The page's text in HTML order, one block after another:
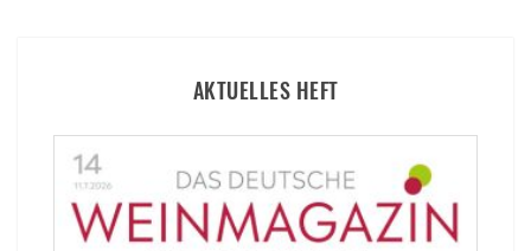
AKTUELLES HEFT